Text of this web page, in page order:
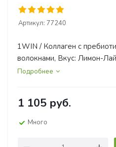
Артикул: 77240
1WIN / Коллаген с
волокнами, Вкус: Лимон-
Подробнее
1 105 руб.
Много